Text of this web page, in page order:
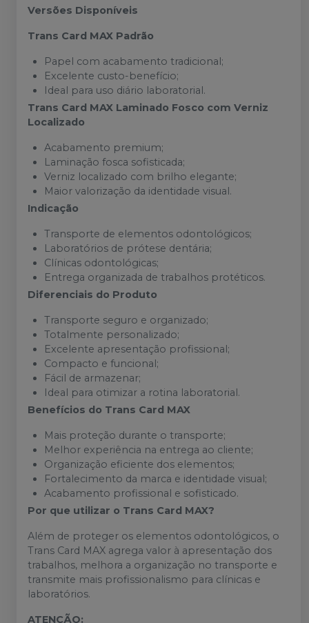
Versões Disponíveis
Trans Card MAX Padrão
Papel com acabamento tradicional;
Excelente custo-benefício;
Ideal para uso diário laboratorial.
Trans Card MAX Laminado Fosco com Verniz
Localizado
Acabamento premium;
Laminação fosca sofisticada;
Verniz localizado com brilho elegante;
Maior valorização da identidade visual.
Indicação
Transporte de elementos odontológicos;
Laboratórios de prótese dentária;
Clínicas odontológicas;
Entrega organizada de trabalhos protéticos.
Diferenciais do Produto
Transporte seguro e organizado;
Totalmente personalizado;
Excelente apresentação profissional;
Compacto e funcional;
Fácil de armazenar;
Ideal para otimizar a rotina laboratorial.
Benefícios do Trans Card MAX
Mais proteção durante o transporte;
Melhor experiência na entrega ao cliente;
Organização eficiente dos elementos;
Fortalecimento da marca e identidade visual;
Acabamento profissional e sofisticado.
Por que utilizar o Trans Card MAX?
Além de proteger os elementos odontológicos, o
Trans Card MAX agrega valor à apresentação dos
trabalhos, melhora a organização no transporte e
transmite mais profissionalismo para clínicas e
laboratórios.
ATENÇÃO: